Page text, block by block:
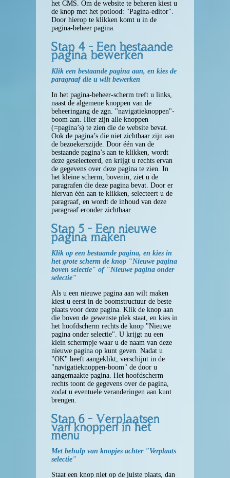
het CMS. Om de website te beheren kiest u
de knop met het potlood: "Pagina-editor".
Door hierop te klikken komt u in de
pagina-beheer pagina.
Stap 4 - Een bestaande
pagina bewerken
Klik een bestaande pagina aan, en kies de
paragraaf die u wilt bewerken
In het pagina-beheer-scherm treft u links,
naast de algemene knoppen van de
beheeringang de zgn. "navigatieknoppen"-
boom aan. Hier zijn alle knoppen
(=pagina’s) te zien die de website bevat.
Ook de pagina’s die niet zichtbaar zijn aan
de bezoekerszijde. Door één van de
bestaande pagina’s aan te klikken, wordt
deze geselecteerd, en krijgt u rechts ervan
de gegevens over deze pagina te zien. In
het kleine scherm, bovenin, ziet u de
paragrafen die deze pagina bevat. Door er
hiervan één aan te klikken, selecteert u de
paragraaf, en wordt de inhoud van deze
paragraaf eronder zichtbaar.
Stap 5 - Een nieuwe
pagina maken
Klik op een bestaande pagina, en kies in
het grote scherm de knop "Nieuwe pagina
boven selectie" of "Nieuwe pagina onder
selectie"
Als u een nieuwe pagina aan wilt maken
kiest u eerst in de boomstructuur de beste
plaats voor deze pagina. Klik de knop aan
die boven de gewenste plek staat, en kies in
het hoofdscherm rechts de knop "Nieuwe
pagina onder selectie". U krijgt nu een
klein schermpje waar u de naam van deze
nieuwe pagina op kunt geven. Nadat u
"OK" heeft aangeklikt, verschijnt in de
"navigatieknoppen-boom" de door u
aangemaakte pagina. Het hoofdscherm
rechts toont de gegevens over de pagina,
zodat u eventuele veranderingen aan kunt
brengen.
Stap 6 - Verplaatsen
van knoppen in het
menu
Met behulp van knopjes achter "Verplaats
selectie"
Staat een knop niet op de juiste plaats, dan
Knop: Uitloggen
Bij problemen
Uitlegfilmpjes
E-mail instellen
Contact